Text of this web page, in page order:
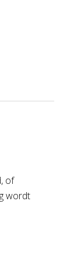
of
wordt